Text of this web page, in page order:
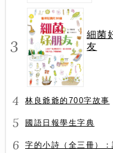
3
細菌
友
4 林良爺爺的700字故事
5 國語日報學生字典
6 字的小詩（全三冊）：讀一首詩，交一個字朋友（字字小宇宙+字字看心情